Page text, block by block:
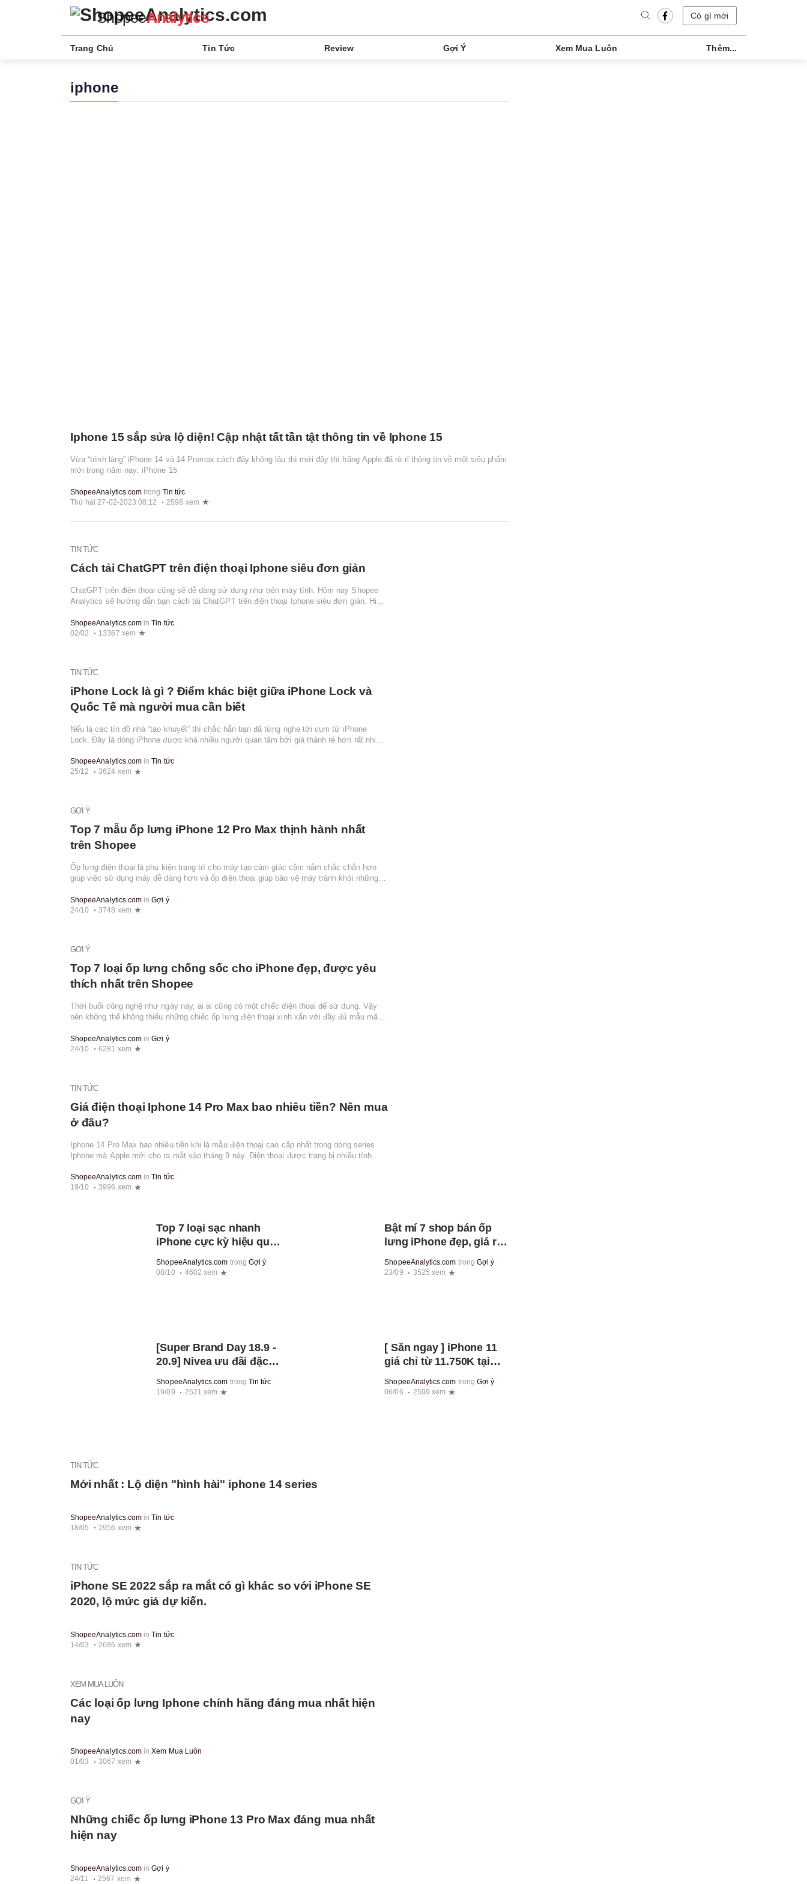
ShopeeAnalytics Có gì mới
Trang Chủ Tin Tức Review Gợi Ý Xem Mua Luôn Thêm...
iphone
Iphone 15 sắp sửa lộ diện! Cập nhật tất tần tật thông tin về Iphone 15
Vừa “trình làng” iPhone 14 và 14 Promax cách đây không lâu thì mới đây thì hãng Apple đã rò rỉ thông tin về một siêu phẩm
mới trong năm nay: iPhone 15
ShopeeAnalytics.com trong Tin tức
Thứ hai 27-02-2023 08:12
2598 xem
TIN TỨC
Cách tải ChatGPT trên điện thoại Iphone siêu đơn giản
ChatGPT trên điện thoại cũng sẽ dễ dàng sử dụng như trên máy tính. Hôm nay Shopee
Analytics sẽ hướng dẫn bạn cách tải ChatGPT trên điện thoại Iphone siêu đơn giản. Hiện
ShopeeAnalytics.com inTin tức
02/02
13367 xem
TIN TỨC
iPhone Lock là gì ? Điểm khác biệt giữa iPhone Lock và
Quốc Tế mà người mua cần biết
Nếu là các tín đồ nhà “táo khuyết” thì chắc hẳn bạn đã từng nghe tới cụm từ iPhone
Lock. Đây là dòng iPhone được khá nhiều người quan tâm bởi giá thành rẻ hơn rất nhiều
ShopeeAnalytics.com inTin tức
25/12
3624 xem
GỢI Ý
Top 7 mẫu ốp lưng iPhone 12 Pro Max thịnh hành nhất
trên Shopee
Ốp lưng điện thoại là phụ kiện trang trí cho máy tạo cảm giác cầm nắm chắc chắn hơn
giúp việc sử dụng máy dễ dàng hơn và ốp điện thoại giúp bảo vệ máy tránh khỏi những
ShopeeAnalytics.com inGợi ý
24/10
3748 xem
GỢI Ý
Top 7 loại ốp lưng chống sốc cho iPhone đẹp, được yêu
thích nhất trên Shopee
Thời buổi công nghệ như ngày nay, ai ai cũng có một chiếc điện thoại để sử dụng. Vậy
nên không thể không thiếu những chiếc ốp lưng điện thoại xinh xắn với đầy đủ mẫu mã,
ShopeeAnalytics.com inGợi ý
24/10
6281 xem
TIN TỨC
Giá điện thoại Iphone 14 Pro Max bao nhiêu tiền? Nên mua
ở đâu?
Iphone 14 Pro Max bao nhiêu tiền khi là mẫu điện thoại cao cấp nhất trong dòng series
Iphone mà Apple mới cho ra mắt vào tháng 9 này. Điện thoại được trang bị nhiều tính
ShopeeAnalytics.com inTin tức
19/10
3996 xem
Top 7 loại sạc nhanh
iPhone cực kỳ hiệu quả
bạn không nên bỏ qua
ShopeeAnalytics.com trong Gợi ý
08/10
4602 xem
Bật mí 7 shop bán ốp
lưng iPhone đẹp, giá rẻ
ShopeeAnalytics.com trong Gợi ý
23/09
3525 xem
[Super Brand Day 18.9 -
20.9] Nivea ưu đãi đặc
Pro cho đơn hàng có
ShopeeAnalytics.com trong Tin tức
19/09
2521 xem
[ Săn ngay ] iPhone 11
giá chỉ từ 11.750K tại
Shopee Mall | Quà tặng
kèm, hỗ trợ 0%
ShopeeAnalytics.com trong Gợi ý
06/06
2599 xem
TIN TỨC
Mới nhất : Lộ diện "hình hài" iphone 14 series
ShopeeAnalytics.com inTin tức
18/05
2956 xem
TIN TỨC
iPhone SE 2022 sắp ra mắt có gì khác so với iPhone SE
2020, lộ mức giá dự kiến.
ShopeeAnalytics.com inTin tức
14/03
2686 xem
XEM MUA LUÔN
Các loại ốp lưng Iphone chính hãng đáng mua nhất hiện
nay
ShopeeAnalytics.com inXem Mua Luôn
01/03
3067 xem
GỢI Ý
Những chiếc ốp lưng iPhone 13 Pro Max đáng mua nhất
hiện nay
ShopeeAnalytics.com inGợi ý
24/11
2567 xem